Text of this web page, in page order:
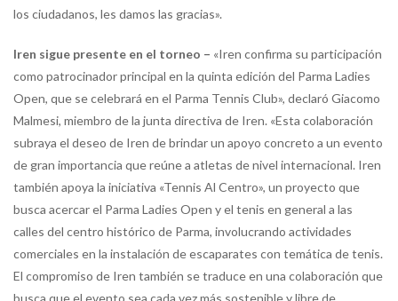
los ciudadanos, les damos las gracias».
Iren sigue presente en el torneo – «Iren confirma su participación
como patrocinador principal en la quinta edición del Parma Ladies
Open, que se celebrará en el Parma Tennis Club», declaró Giacomo
Malmesi, miembro de la junta directiva de Iren. «Esta colaboración
subraya el deseo de Iren de brindar un apoyo concreto a un evento
de gran importancia que reúne a atletas de nivel internacional. Iren
también apoya la iniciativa «Tennis Al Centro», un proyecto que
busca acercar el Parma Ladies Open y el tenis en general a las
calles del centro histórico de Parma, involucrando actividades
comerciales en la instalación de escaparates con temática de tenis.
El compromiso de Iren también se traduce en una colaboración que
busca que el evento sea cada vez más sostenible y libre de